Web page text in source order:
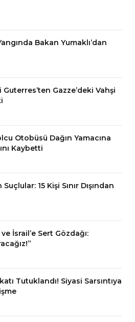
Bakan Yumaklı’dan
Gazze’deki Vahşi
Otobüsü Dağın Yamacına
Kaybetti
15 Kişi Sınır Dışından
İsrail’e Sert Gözdağı:
Tutuklandı! Siyasi Sarsıntıya